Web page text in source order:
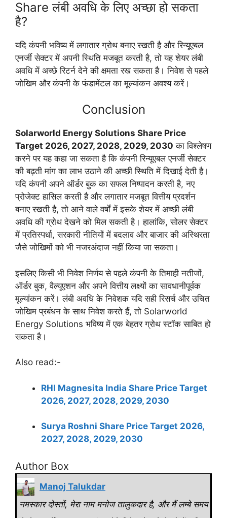
Share लंबी अवधि के लिए अच्छा हो सकता
है?
यदि कंपनी भविष्य में लगातार ग्रोथ बनाए रखती है और रिन्यूएबल
एनर्जी सेक्टर में अपनी स्थिति मजबूत करती है, तो यह शेयर लंबी
अवधि में अच्छे रिटर्न देने की क्षमता रख सकता है। निवेश से पहले
जोखिम और कंपनी के फंडामेंटल का मूल्यांकन अवश्य करें।
Conclusion
Solarworld Energy Solutions Share Price
Target 2026, 2027, 2028, 2029, 2030 का विश्लेषण
करने पर यह कहा जा सकता है कि कंपनी रिन्यूएबल एनर्जी सेक्टर
की बढ़ती मांग का लाभ उठाने की अच्छी स्थिति में दिखाई देती है।
यदि कंपनी अपने ऑर्डर बुक का सफल निष्पादन करती है, नए
प्रोजेक्ट हासिल करती है और लगातार मजबूत वित्तीय प्रदर्शन
बनाए रखती है, तो आने वाले वर्षों में इसके शेयर में अच्छी लंबी
अवधि की ग्रोथ देखने को मिल सकती है। हालांकि, सोलर सेक्टर
में प्रतिस्पर्धा, सरकारी नीतियों में बदलाव और बाजार की अस्थिरता
जैसे जोखिमों को भी नजरअंदाज नहीं किया जा सकता।
इसलिए किसी भी निवेश निर्णय से पहले कंपनी के तिमाही नतीजों,
ऑर्डर बुक, वैल्यूएशन और अपने वित्तीय लक्ष्यों का सावधानीपूर्वक
मूल्यांकन करें। लंबी अवधि के निवेशक यदि सही रिसर्च और उचित
जोखिम प्रबंधन के साथ निवेश करते हैं, तो Solarworld
Energy Solutions भविष्य में एक बेहतर ग्रोथ स्टॉक साबित हो
सकता है।
Also read:-
RHI Magnesita India Share Price Target
2026, 2027, 2028, 2029, 2030
Surya Roshni Share Price Target 2026,
2027, 2028, 2029, 2030
Author Box
Manoj Talukdar
नमस्कार दोस्तों, मेरा नाम मनोज तालुकदार है, और मैं लम्बे समय